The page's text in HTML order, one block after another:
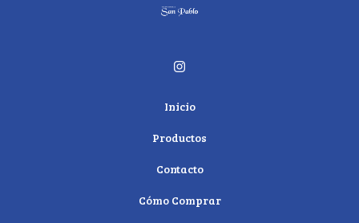
Inicio
Productos
Contacto
Cómo Comprar